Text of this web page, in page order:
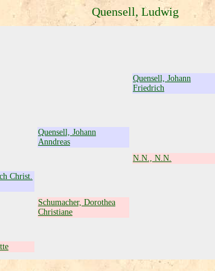
Quensell, Ludwig
Quensell, Johann
Friedrich
Quensell, Johann
Anndreas
N.N., N.N.
Christ.
Schumacher, Dorothea
Christiane